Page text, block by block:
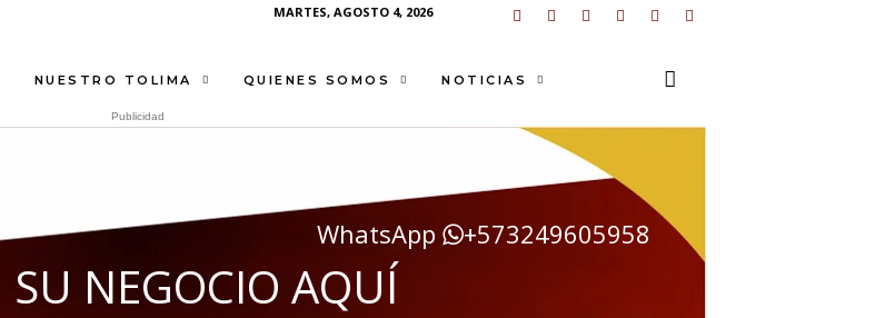
MARTES, AGOSTO 4, 2026
NUESTRO TOLIMA QUIENES SOMOS NOTICIAS
Publicidad
SU NEGOCIO AQUÍ
WhatsApp +573249605958